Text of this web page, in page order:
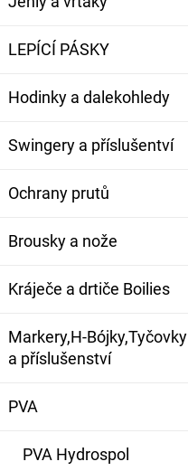
LEPÍCÍ PÁSKY
Hodinky a dalekohledy
Swingery a příslušentví
Ochrany prutů
Brousky a nože
Kráječe a drtiče Boilies
Markery,H-Bójky,Tyčovky
a příslušenství
PVA
PVA Hydrospol